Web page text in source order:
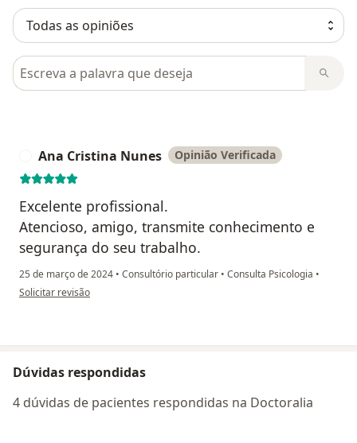
Pesquisar em opiniões
Ana Cristina Nunes Opinião Verificada
Excelente profissional.
Atencioso, amigo, transmite conhecimento e
segurança do seu trabalho.
25 de março de 2024 • Consultório particular • Consulta Psicologia •
na opinião do utilizador Ana Cristina Nunes
Solicitar revisão
Dúvidas respondidas
4 dúvidas de pacientes respondidas na Doctoralia